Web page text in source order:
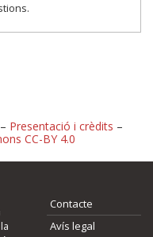
o
Presentació i crèdits –
CC-BY 4.0
Contacte
Avís legal